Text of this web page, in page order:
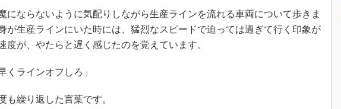
にならないように気配りしながら生産ラインを流れる車両について歩きま
が生産ラインにいた時には、猛烈なスピードで迫っては過ぎて行く印象が
度が、やたらと遅く感じたのを覚えています。
くラインオフしろ」
繰り返した言葉です。